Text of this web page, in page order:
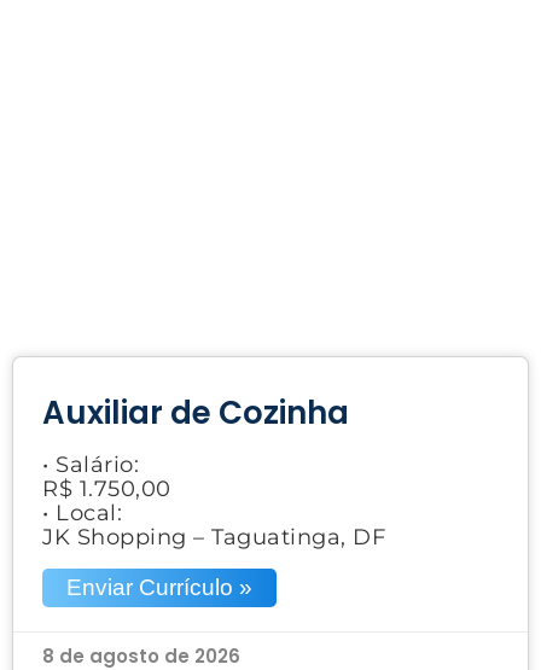
Auxiliar de Cozinha
• Salário:
R$ 1.750,00
• Local:
JK Shopping – Taguatinga, DF
Enviar Currículo »
8 de agosto de 2026